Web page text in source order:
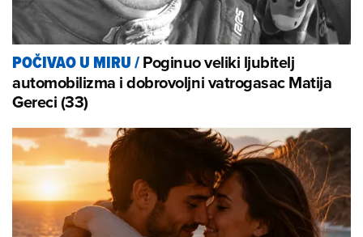
POČIVAO U MIRU/Poginuo veliki ljubitelj
automobilizma i dobrovoljni vatrogasac Matija
Gereci (33)